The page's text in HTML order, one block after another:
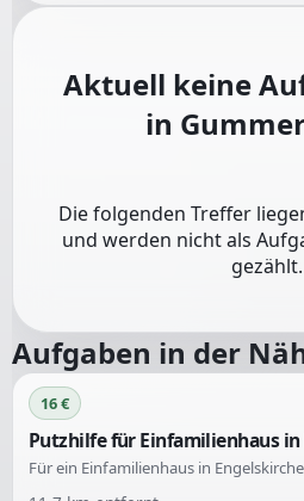
Aktuell keine
in
Die folgenden Treffer
und werden nicht als
gezählt.
Aufgaben in der
16 €
Putzhilfe für Einfamilienhaus